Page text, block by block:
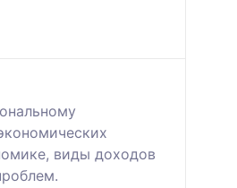
виды доходов